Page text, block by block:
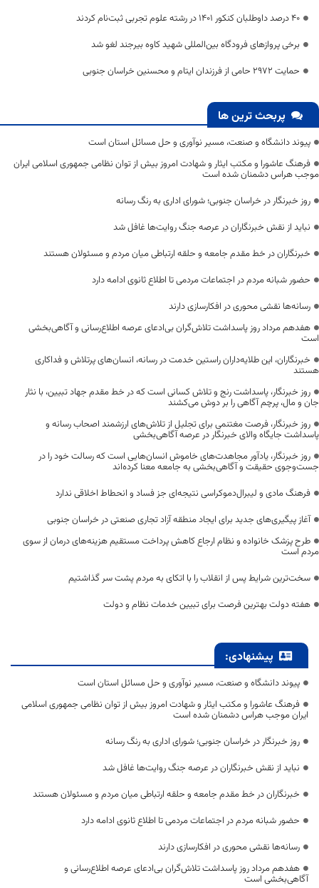
۴۰ درصد داوطلبان کنکور ۱۴۰۱ در رشته علوم تجربی ثبت‌نام کردند
برخی پروازهای فرودگاه بین‌المللی شهید کاوه بیرجند لغو شد
حمایت ۲۹۷۲ حامی از فرزندان ایتام و محسنین خراسان جنوبی
پربحث ترین ها
پیوند دانشگاه و صنعت، مسیر نوآوری و حل مسائل استان است
فرهنگ عاشورا و مکتب ایثار و شهادت امروز بیش از توان نظامی جمهوری اسلامی ایران
موجب هراس دشمنان شده است
روز خبرنگار در خراسان جنوبی؛ شورای اداری به رنگ رسانه
نباید از نقش خبرنگاران در عرصه جنگ روایت‌ها غافل شد
خبرنگاران در خط مقدم جامعه و حلقه ارتباطی میان مردم و مسئولان هستند
حضور شبانه مردم در اجتماعات مردمی تا اطلاع ثانوی ادامه دارد
رسانه‌ها نقشی محوری در افکارسازی دارند
هفدهم مرداد روز پاسداشت تلاش‌گران بی‌ادعای عرصه اطلاع‌رسانی و آگاهی‌بخشی
است
خبرنگاران، این طلایه‌داران راستین خدمت در رسانه، انسان‌های پرتلاش و فداکاری
هستند
روز خبرنگار، پاسداشت رنج و تلاش کسانی است که در خط مقدم جهاد تبیین، با نثار
جان و مال، پرچم آگاهی را بر دوش می‌کشند
روز خبرنگار، فرصت مغتنمی برای تجلیل از تلاش‌های ارزشمند اصحاب رسانه و
پاسداشت جایگاه والای خبرنگار در عرصه آگاهی‌بخشی
روز خبرنگار، یادآور مجاهدت‌های خاموش انسان‌هایی است که رسالت خود را در
جست‌وجوی حقیقت و آگاهی‌بخشی به جامعه معنا کرده‌اند
فرهنگ مادی و لیبرال‌دموکراسی نتیجه‌ای جز فساد و انحطاط اخلاقی ندارد
آغاز پیگیری‌های جدید برای ایجاد منطقه آزاد تجاری صنعتی در خراسان جنوبی
طرح پزشک خانواده و نظام ارجاع کاهش پرداخت مستقیم هزینه‌های درمان از سوی
مردم است
سخت‌ترین شرایط پس از انقلاب را با اتکای به مردم پشت سر گذاشتیم
هفته دولت بهترین فرصت برای تبیین خدمات نظام و دولت
پیشنهادی:
پیوند دانشگاه و صنعت، مسیر نوآوری و حل مسائل استان است
فرهنگ عاشورا و مکتب ایثار و شهادت امروز بیش از توان نظامی جمهوری اسلامی
ایران موجب هراس دشمنان شده است
روز خبرنگار در خراسان جنوبی؛ شورای اداری به رنگ رسانه
نباید از نقش خبرنگاران در عرصه جنگ روایت‌ها غافل شد
خبرنگاران در خط مقدم جامعه و حلقه ارتباطی میان مردم و مسئولان هستند
حضور شبانه مردم در اجتماعات مردمی تا اطلاع ثانوی ادامه دارد
رسانه‌ها نقشی محوری در افکارسازی دارند
هفدهم مرداد روز پاسداشت تلاش‌گران بی‌ادعای عرصه اطلاع‌رسانی و
آگاهی‌بخشی است